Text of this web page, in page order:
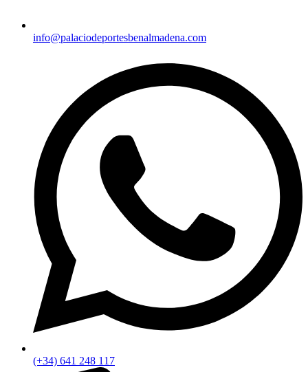
info@palaciodeportesbenalmadena.com
(+34) 641 248 117